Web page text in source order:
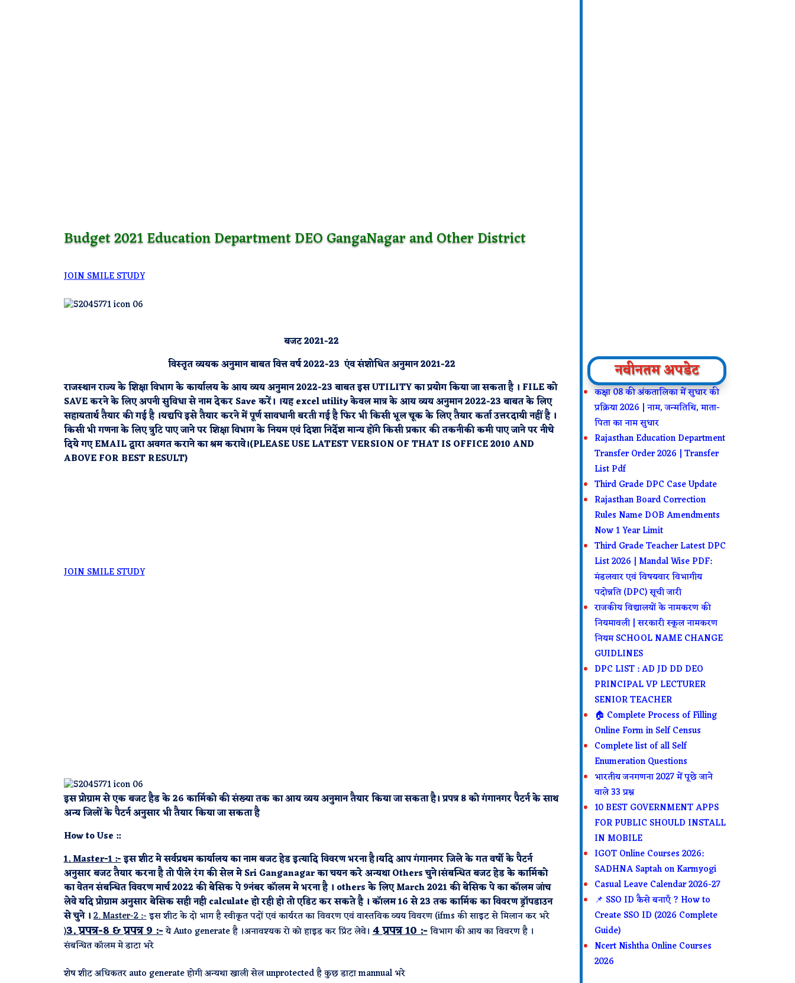
Budget 2021 Education Department DEO GangaNagar and Other District
JOIN SMILE STUDY
बजट 2021-22
विस्तृत व्ययक अनुमान बाबत वित्त वर्ष 2022-23एंव संशोधित अनुमान 2021-22
राजस्थान राज्य के शिक्षा विभाग के कार्यालय के आय व्यय अनुमान 2022-23 बाबत इस UTILITY का प्रयोग किया जा सकता है । FILE को
SAVE करने के लिए अपनी सुविधा से नाम देकर Save करें। ।यह excel utility केवल मात्र के आय व्यय अनुमान 2022-23 बाबत के लिए
सहायतार्थ तैयार की गई है ।यद्यपि इसे तैयार करने में पूर्ण सावधानी बरती गई है फिर भी किसी भूल चूक के लिए तैयार कर्ता उत्तरदायी नहीं है ।
किसी भी गणना के लिए त्रुटि पाए जाने पर शिक्षा विभाग के नियम एवं दिशा निर्देश मान्य होंगे किसी प्रकार की तकनीकी कमी पाए जाने पर नीचे
दिये गए EMAIL द्वारा अवगत कराने का श्रम करावे।(PLEASE USE LATEST VERSION OF THAT IS OFFICE 2010 AND
ABOVE FOR BEST RESULT)
JOIN SMILE STUDY
इस प्रोग्राम से एक बजट हैड के 26 कार्मिको की संख्या तक का आय व्यय अनुमान तैयार किया जा सकता है। प्रपत्र 8 को गंगानगर पैटर्न के साथ
अन्य जिलों के पैटर्न अनुसार भी तैयार किया जा सकता है
How to Use ::
1. Master-1 :-इस शीट मे सर्वप्रथम कार्यालय का नाम बजट हेड इत्यादि विवरण भरना है।यदि आप गंगानगर जिले के गत वर्षो के पैटर्न
अनुसार बजट तैयार करना है तो पीले रंग की सेल मे Sri Ganganagar का चयन करे अन्यथा Others चुने।संबन्धित बजट हेड के कार्मिको
का वेतन संबन्धित विवरण मार्च 2022 की बेसिक पे 9नंबर कॉलम मे भरना है । others के लिए March 2021 की बेसिक पे का कॉलम जांच
लेवे यदि प्रोग्राम अनुसार बेसिक सही नही calculate हो रही हो तो एडिट कर सकते है । कॉलम 16 से 23 तक कार्मिक का विवरण ड्रॉपडाउन
से चुने ।2. Master-2 :-इस शीट के दो भाग है स्वीकृत पदों एवं कार्यरत का विवरण एवं वास्तविक व्यय विवरण (ifms की साइट से मिलान कर भरे
)3. प्रपत्र-8 & प्रपत्र 9 :-ये Auto generate है ।अनावश्यक रो को हाइड कर प्रिंट लेवे।4 प्रपत्र 10 :-विभाग की आय का विवरण है ।
संबन्धित कॉलम मे डाटा भरे
शेष शीट अधिकतर auto generate होगी अन्यथा खाली सेल unprotected है कुछ डाटा mannual भरे
नवीनतम अपडेट
कक्षा 08 की अंकतालिका में सुधार की
प्रक्रिया 2026 | नाम, जन्मतिथि, माता-
पिता का नाम सुधार
Rajasthan Education Department
Transfer Order 2026 | Transfer
List Pdf
Third Grade DPC Case Update
Rajasthan Board Correction
Rules Name DOB Amendments
Now 1 Year Limit
Third Grade Teacher Latest DPC
List 2026 | Mandal Wise PDF:
मंडलवार एवं विषयवार विभागीय
पदोन्नति (DPC) सूची जारी
राजकीय विद्यालयों के नामकरण की
नियमावली | सरकारी स्कूल नामकरण
नियम SCHOOL NAME CHANGE
GUIDLINES
DPC LIST : AD JD DD DEO
PRINCIPAL VP LECTURER
SENIOR TEACHER
🏠 Complete Process of Filling
Online Form in Self Census
Complete list of all Self
Enumeration Questions
भारतीय जनगणना 2027 में पूछे जाने
वाले 33 प्रश्न
10 BEST GOVERNMENT APPS
FOR PUBLIC SHOULD INSTALL
IN MOBILE
IGOT Online Courses 2026:
SADHNA Saptah on Karmyogi
Casual Leave Calendar 2026-27
📌 SSO ID कैसे बनाएँ ? How to
Create SSO ID (2026 Complete
Guide)
Ncert Nishtha Online Courses
2026